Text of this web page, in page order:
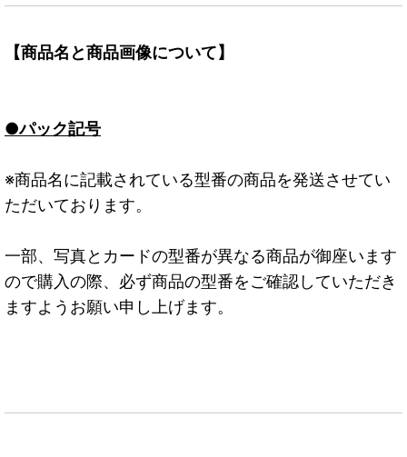
【商品名と商品画像について】
●パック記号
※商品名に記載されている型番の商品を発送させてい
ただいております。
一部、写真とカードの型番が異なる商品が御座います
ので購入の際、必ず商品の型番をご確認していただき
ますようお願い申し上げます。